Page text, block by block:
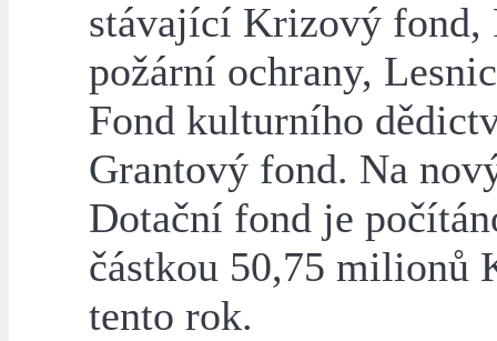
stávající Krizový fond,
požární ochrany,
Fond kulturního
Grantový fond. Na
Dotační fond je
částkou 50,75 milionů
tento rok.